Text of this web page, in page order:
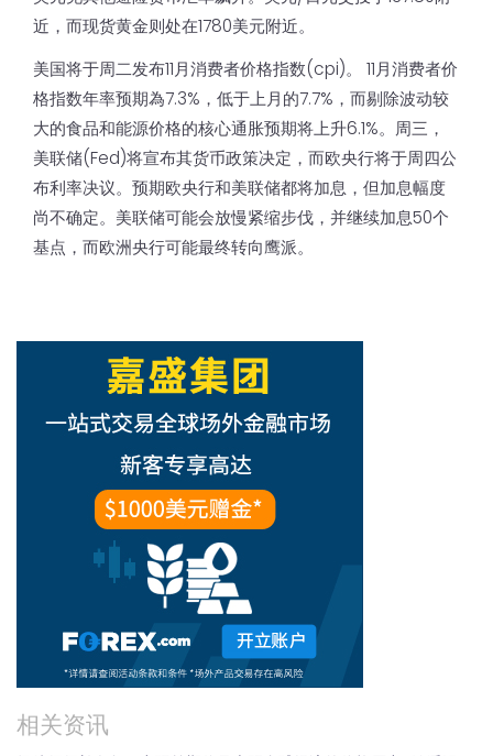
近，而现货黄金则处在1780美元附近。
美国将于周二发布11月消费者价格指数(cpi)。 11月消费者价
格指数年率预期為7.3%，低于上月的7.7%，而剔除波动较
大的食品和能源价格的核心通胀预期将上升6.1%。周三，
美联储(Fed)将宣布其货币政策决定，而欧央行将于周四公
布利率决议。预期欧央行和美联储都将加息，但加息幅度
尚不确定。美联储可能会放慢紧缩步伐，并继续加息50个
基点，而欧洲央行可能最终转向鹰派。
相关资讯